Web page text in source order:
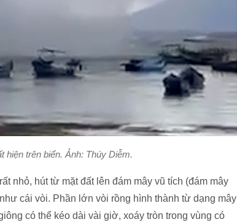
hiện trên biển. Ảnh: Thúy Diễm.
nhỏ, hút từ mặt đất lên đám mây vũ tích (đám mây
cái vòi. Phần lớn vòi rồng hình thành từ dạng mây
có thể kéo dài vài giờ, xoáy tròn trong vùng có